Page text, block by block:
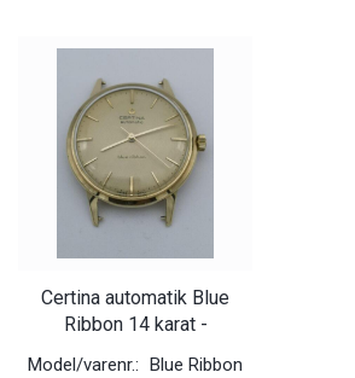
Certina automatik Blue
Ribbon 14 karat -
Model/varenr.:
Blue Ribbon